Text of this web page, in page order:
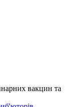
вакцин та